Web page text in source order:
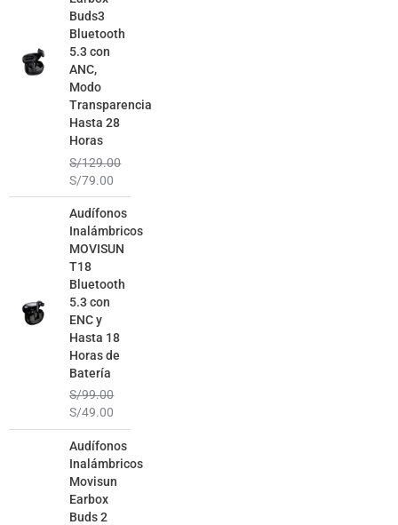
Buds3
Bluetooth
5.3 con
ANC,
Modo
Transparencia
Hasta 28
Horas
S/129.00
S/129.00.
S/79.00
Audífonos
Inalámbricos
MOVISUN
T18
Bluetooth
5.3 con
ENC y
Hasta 18
Horas de
Batería
S/99.00
precio
S/99.00.
S/49.00
precio
S/49.00.
Audífonos
Inalámbricos
Movisun
Earbox
Buds 2
precio
original
era:
S/129.00.
precio